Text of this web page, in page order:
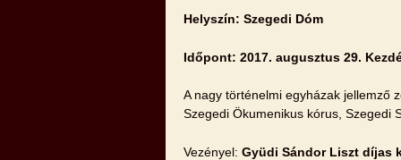
Helyszín: Szegedi Dóm
Időpont: 2017. augusztus 29.
A nagy történelmi egyházak jellemző
Szegedi Ökumenikus kórus, Szegedi
Vezényel: Gyüdi Sándor Liszt díjas